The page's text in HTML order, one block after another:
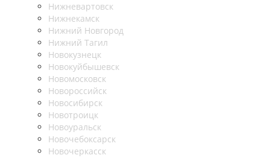
Нижневартовск
Нижнекамск
Нижний Новгород
Нижний Тагил
Новокузнецк
Новокуйбышевск
Новомосковск
Новороссийск
Новосибирск
Новотроицк
Новоуральск
Новочебоксарск
Новочеркасск